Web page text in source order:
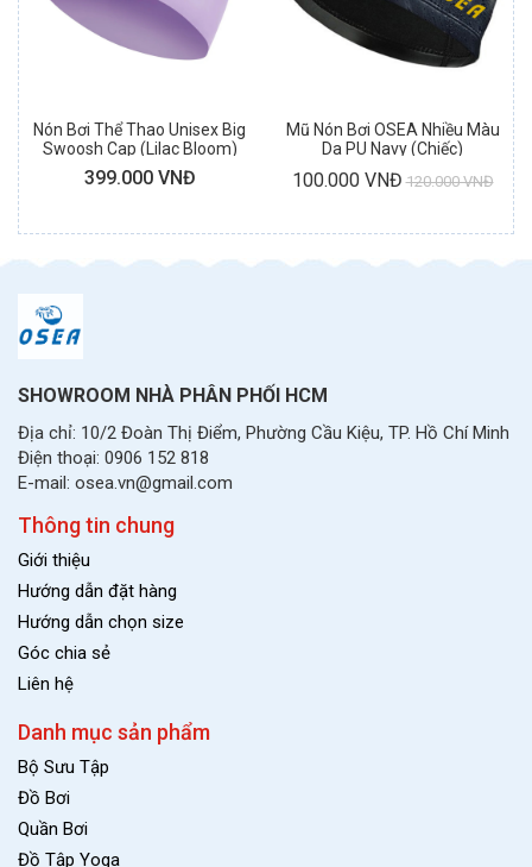
Nón Bơi Thể Thao Unisex Big
Swoosh Cap (Lilac Bloom)
399.000 VNĐ
Mũ Nón Bơi OSEA Nhiều Màu
Da PU Navy (Chiếc)
100.000 VNĐ 120.000 VNĐ
SHOWROOM NHÀ PHÂN PHỐI HCM
Địa chỉ: 10/2 Đoàn Thị Điểm, Phường Cầu Kiệu, TP. Hồ Chí Minh
Điện thoại: 0906 152 818
E-mail: osea.vn@gmail.com
Thông tin chung
Giới thiệu
Hướng dẫn đặt hàng
Hướng dẫn chọn size
Góc chia sẻ
Liên hệ
Danh mục sản phẩm
Bộ Sưu Tập
Đồ Bơi
Quần Bơi
Đồ Tập Yoga